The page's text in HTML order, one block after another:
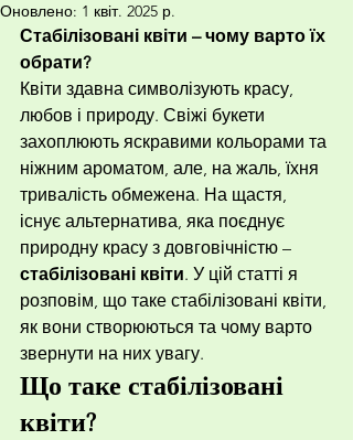
Оновлено: 1 квіт. 2025 р.
Стабілізовані квіти – чому варто їх
обрати?
Квіти здавна символізують красу,
любов і природу. Свіжі букети
захоплюють яскравими кольорами та
ніжним ароматом, але, на жаль, їхня
тривалість обмежена. На щастя,
існує альтернатива, яка поєднує
природну красу з довговічністю –
стабілізовані квіти. У цій статті я
розповім, що таке стабілізовані квіти,
як вони створюються та чому варто
звернути на них увагу.
Що таке стабілізовані
квіти?